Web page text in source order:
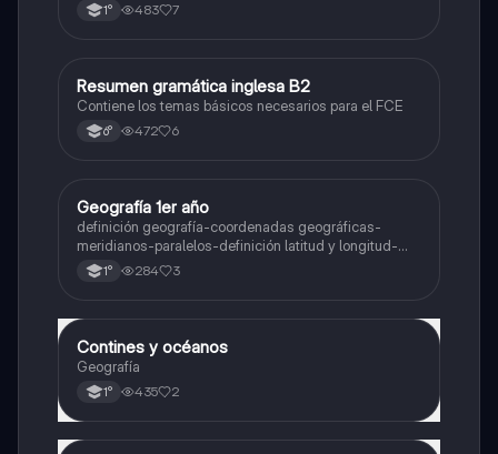
1° 483 7
Inglés
Resumen gramática inglesa B2
Contiene los temas básicos necesarios para el FCE
6° 472 6
Geografía
Geografía 1er año
definición geografía-coordenadas geográficas-
meridianos-paralelos-definición latitud y longitud-
elementos del mapa-definición mapa-localización
relativa y absoluta
1° 284 3
Geografía
Contines y océanos
Geografía
1° 435 2